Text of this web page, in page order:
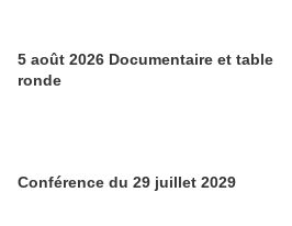
5 août 2026 Documentaire et table
ronde
Conférence du 29 juillet 2029